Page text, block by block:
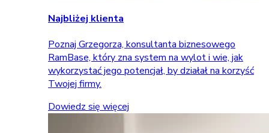
Najbliżej klienta
Poznaj Grzegorza, konsultanta biznesowego
RamBase, który zna system na wylot i wie, jak
wykorzystać jego potencjał, by działał na korzyść
Twojej firmy.
Dowiedz się więcej